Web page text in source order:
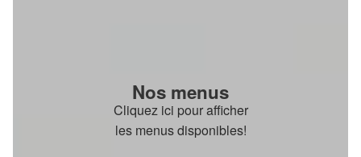
Nos menus
Cliquez ici pour afficher
les menus disponibles!